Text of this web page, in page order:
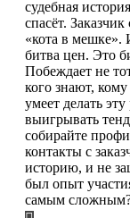
судебная
спасёт.
«кота в мешке».
битва цен. Это
Побеждает не
кого знают,
умеет делать
выигрывать
собирайте
контакты с
историю, и не
был опыт
самым